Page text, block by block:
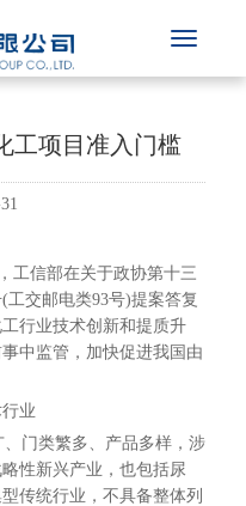
工项目准入门槛
工信部在关于政协第十三
工交邮电类93号)提案答复
行业技术创新和提质升
中监管，加快促进我国由
业
门类繁多、产品多样，涉
性新兴产业，也包括尿
传统行业，不具备整体列